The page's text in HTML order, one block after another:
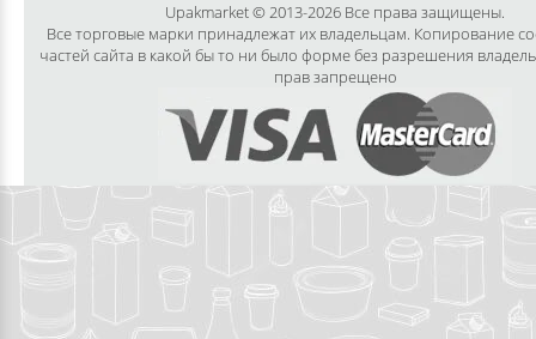
Upakmarket © 2013-2026 Все права защищены.
Все торговые марки принадлежат их владельцам. Копирование
частей сайта в какой бы то ни было форме без разрешения
прав запрещено